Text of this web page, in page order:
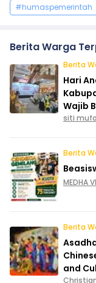
#humaspemerintah
Berita Warga
Berita
Hari
Wajib
siti
Berita
MEDHA
Berita
and